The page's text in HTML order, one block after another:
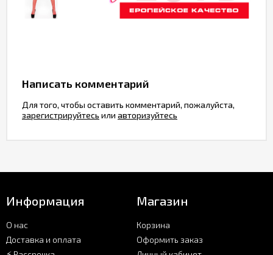
Написать комментарий
Для того, чтобы оставить комментарий, пожалуйста,
зарегистрируйтесь или авторизуйтесь
Информация
О нас
Доставка и оплата
Магазин
Корзина
Оформить заказ